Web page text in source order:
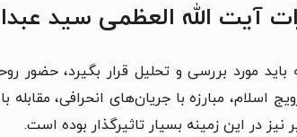
آیت‌ الله العظمی سید
مورد بررسی و تحلیل قرار بگیرد،حضور
اسلام، مبارزه با جریان‌های انحرافی،
در این زمینه بسیار تاثیرگذار بوده است.